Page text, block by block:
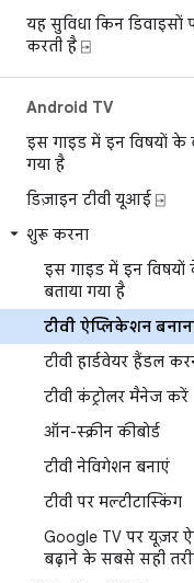
यह सुविधा किन डिवाइसों
करती है ⍈
Android TV
इस गाइड में इन विषयों के
गया है
डिज़ाइन टीवी यूआई ⍈
शुरू करना
इस गाइड में इन विषयों
बताया गया है
टीवी ऐप्लिकेशन
टीवी हार्डवेयर हैंडल
टीवी कंट्रोलर मैनेज करें
ऑन-स्क्रीन कीबोर्ड
टीवी नेविगेशन बनाएं
टीवी पर मल्टीटास्किंग
Google TV पर यूज़र
बढ़ाने के सबसे सही